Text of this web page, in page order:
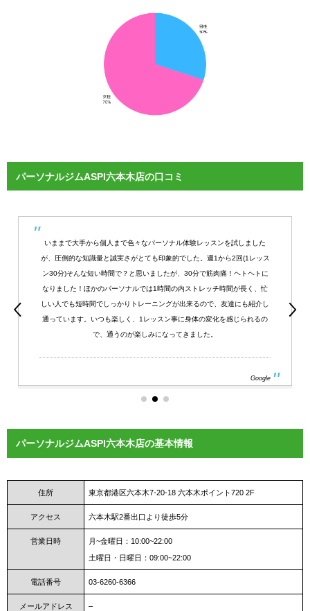
パーソナルジムASPI六本木店の口コミ
いままで大手から個人まで色々なパーソナル体験レッスンを試しました
が、圧倒的な知識量と誠実さがとても印象的でした。週1から2回(1レッス
ン30分)そんな短い時間で？と思いましたが、30分で筋肉痛！ヘトヘトに
なりました！ほかのパーソナルでは1時間の内ストレッチ時間が長く、忙
しい人でも短時間でしっかりトレーニングが出来るので、友達にも紹介し
通っています。いつも楽しく、1レッスン事に身体の変化を感じられるの
で、通うのが楽しみになってきました。
Google
パーソナルジムASPI六本木店の基本情報
住所 東京都港区六本木7-20-18 六本木ポイント720 2F
アクセス 六本木駅2番出口より徒歩5分
営業日時
月~金曜日：10:00~22:00
土曜日・日曜日：09:00~22:00
電話番号 03-6260-6366
メールアドレス –